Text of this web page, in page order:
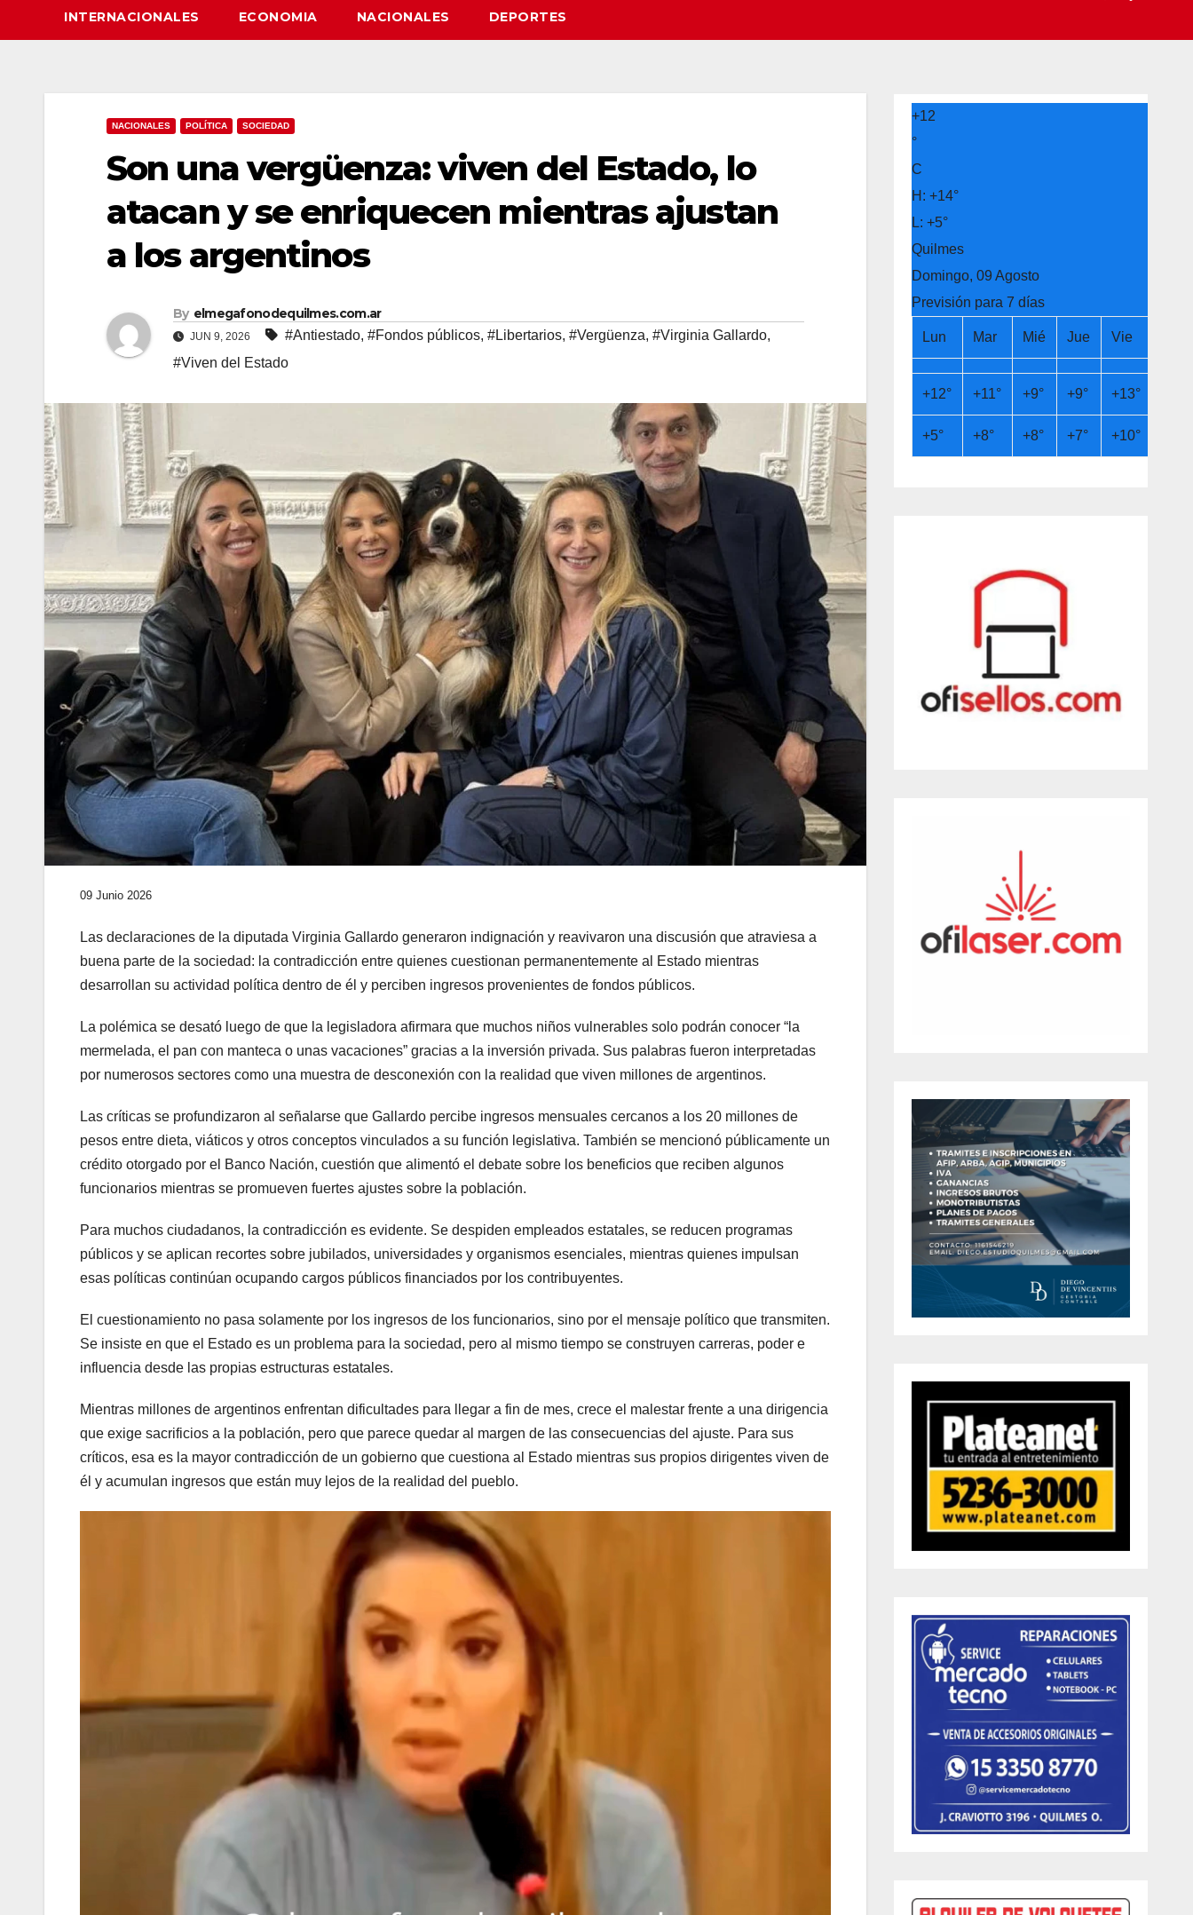
INTERNACIONALES ECONOMIA NACIONALES DEPORTES
NACIONALES POLÍTICA SOCIEDAD
Son una vergüenza: viven del Estado, lo
atacan y se enriquecen mientras ajustan
a los argentinos
By elmegafonodequilmes.com.ar
JUN 9, 2026 #Antiestado, #Fondos públicos, #Libertarios, #Vergüenza, #Virginia Gallardo,
#Viven del Estado
09 Junio 2026
Las declaraciones de la diputada Virginia Gallardo generaron indignación y reavivaron una discusión que atraviesa a
buena parte de la sociedad: la contradicción entre quienes cuestionan permanentemente al Estado mientras
desarrollan su actividad política dentro de él y perciben ingresos provenientes de fondos públicos.
La polémica se desató luego de que la legisladora afirmara que muchos niños vulnerables solo podrán conocer “la
mermelada, el pan con manteca o unas vacaciones” gracias a la inversión privada. Sus palabras fueron interpretadas
por numerosos sectores como una muestra de desconexión con la realidad que viven millones de argentinos.
Las críticas se profundizaron al señalarse que Gallardo percibe ingresos mensuales cercanos a los 20 millones de
pesos entre dieta, viáticos y otros conceptos vinculados a su función legislativa. También se mencionó públicamente un
crédito otorgado por el Banco Nación, cuestión que alimentó el debate sobre los beneficios que reciben algunos
funcionarios mientras se promueven fuertes ajustes sobre la población.
Para muchos ciudadanos, la contradicción es evidente. Se despiden empleados estatales, se reducen programas
públicos y se aplican recortes sobre jubilados, universidades y organismos esenciales, mientras quienes impulsan
esas políticas continúan ocupando cargos públicos financiados por los contribuyentes.
El cuestionamiento no pasa solamente por los ingresos de los funcionarios, sino por el mensaje político que transmiten.
Se insiste en que el Estado es un problema para la sociedad, pero al mismo tiempo se construyen carreras, poder e
influencia desde las propias estructuras estatales.
Mientras millones de argentinos enfrentan dificultades para llegar a fin de mes, crece el malestar frente a una dirigencia
que exige sacrificios a la población, pero que parece quedar al margen de las consecuencias del ajuste. Para sus
críticos, esa es la mayor contradicción de un gobierno que cuestiona al Estado mientras sus propios dirigentes viven de
él y acumulan ingresos que están muy lejos de la realidad del pueblo.
+12
°
C
H: +14°
L: +5°
Quilmes
Domingo, 09 Agosto
Previsión para 7 días
Lun Mar Mié Jue Vie
+12° +11° +9° +9° +13°
+5° +8° +8° +7° +10°